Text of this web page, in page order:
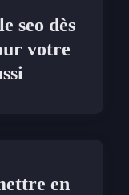
seo dès
votre
en